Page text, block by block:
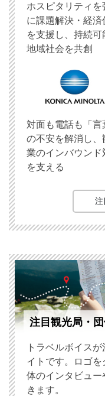
ホスピタリティを
に課題解決・経済
を支援し、持続可
地域社会を共創
対面も電話も「言
の不安を解消し、
業のインバウンド
を支える
注
注目観光局・
トラベルボイス
イトです。ロゴ
体のインタビュ
きます。